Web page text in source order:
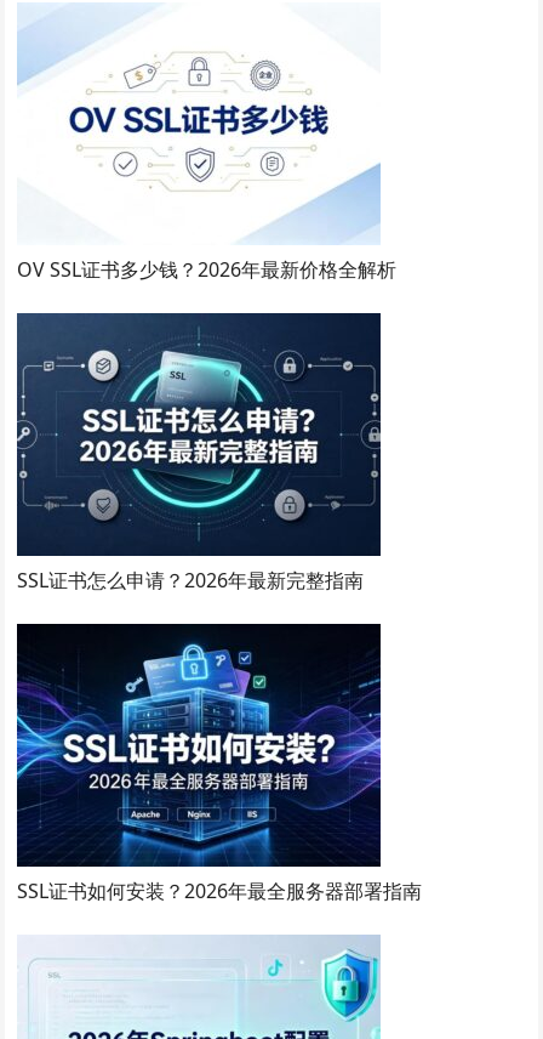
OV SSL证书多少钱？2026年最新价格全解析
SSL证书怎么申请？2026年最新完整指南
SSL证书如何安装？2026年最全服务器部署指南